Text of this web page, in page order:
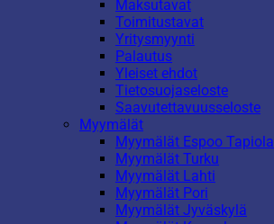
Maksutavat
Toimitustavat
Yritysmyynti
Palautus
Yleiset ehdot
Tietosuojaseloste
Saavutettavuusseloste
Myymälät
Myymälät Espoo Tapiola
Myymälät Turku
Myymälät Lahti
Myymälät Pori
Myymälät Jyväskylä